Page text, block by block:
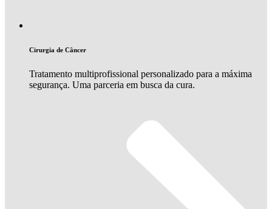
Cirurgia de Câncer
Tratamento multiprofissional personalizado para a máxima
segurança. Uma parceria em busca da cura.